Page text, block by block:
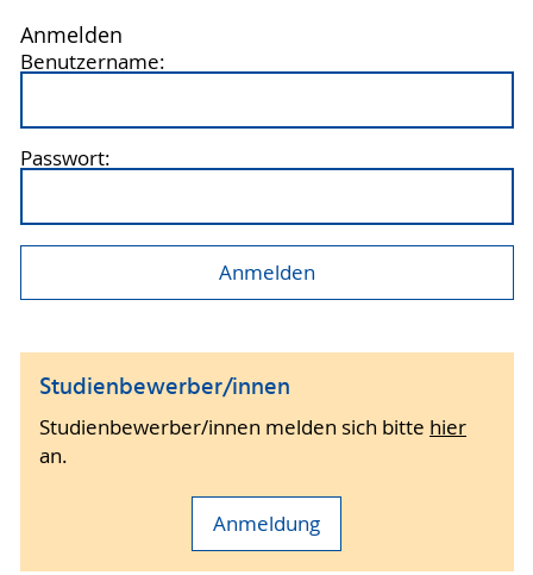
Anmelden
Benutzername:
Passwort:
Studienbewerber/innen
Studienbewerber/innen melden sich bitte hier
an.
Anmeldung